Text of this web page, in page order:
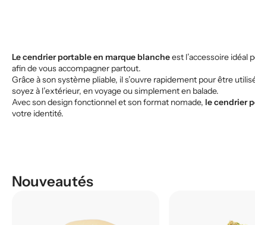
Le cendrier portable en marque blancheest l’accessoire idéal
afin de vous accompagner partout.
Grâce à son système pliable, il s’ouvre rapidement pour être
soyez à l’extérieur, en voyage ou simplement en balade.
Avec son design fonctionnel et son format nomade, le cendrier
votre identité.
Nouveautés